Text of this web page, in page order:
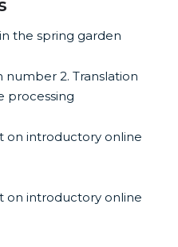
the spring garden
number 2. Translation
processing
on introductory online
on introductory online